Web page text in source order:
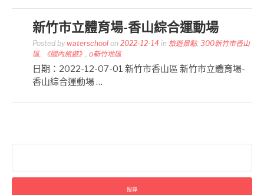
新竹市立體育場-香山綜合運動場
Posted by waterschool on 2022-12-14 in 旅遊景點, 300新竹市香山
區, 《國內旅遊》 , o新竹地區
日期：2022-12-07-01 新竹市香山區 新竹市立體育場-
香山綜合運動場 …
關